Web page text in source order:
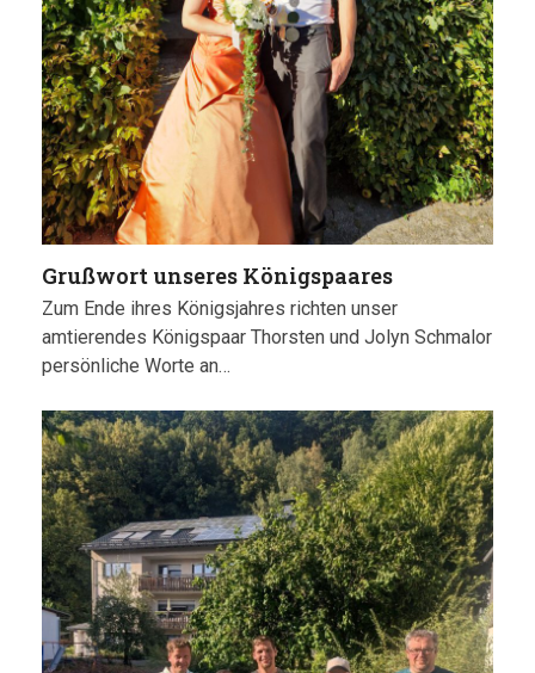
Grußwort unseres Königspaares
Zum Ende ihres Königsjahres richten unser
amtierendes Königspaar Thorsten und Jolyn Schmalor
persönliche Worte an…